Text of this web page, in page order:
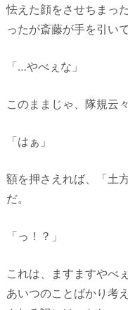
怯えた顔をさせちまっ
ったが斎藤が手を引い
「…やべぇな」
このままじゃ、隊規云
「はぁ」
額を押さえれば、「土
だ。
「っ！？」
これは、ますますやべぇ
あいつのことばかり考